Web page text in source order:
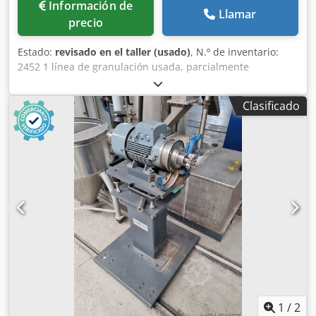
Información de
precio
Llamar
Estado: revisado en el taller (usado), N.º de inventario:
2452 1 línea de granulación usada, parcialmente
reacondicionada y con funcionamiento comprobado.
Capacidad de procesamiento de hasta 300 kg/h,
dependiendo del material, que consta de: Alimentador
Kreyenborg SW 100, motor de 7,5 kW Extrusora BKG de un
solo husillo, Ø 100 mm – 35 LD, motor de 132 kW – AC, con
control de frecuencia Velocidad del husillo de hasta 143
rpm Profundidad del canal del husillo de 14 mm Potencia
de calefacción de aproximadamente 35 kW, instalada 1
desgasificador atmosférico con dispositivo de retroceso del
fundido (“stuffer”) * Cambiapantallas de doble pistón
Kreyenborg K-SWE 160 RS con sistema de limpieza inversa
y superficie de tamiz de 244 cm² Djdpfx Ajh Eyd Rel Dsck
Granulación sumergida BKG AH 300, completa con: Válvula
de arranque, incluida la unidad hidráulica Granulador con
motor de 4 kW Bomba de agua de 2,2 kW Sistema de
derivación, tanque de agua con calefacción de 9 kW,
Clasificado
1 /2